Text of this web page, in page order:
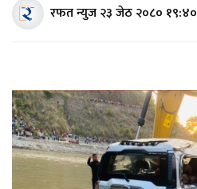
रफत न्युज२३ जेठ २०८० १९:४०